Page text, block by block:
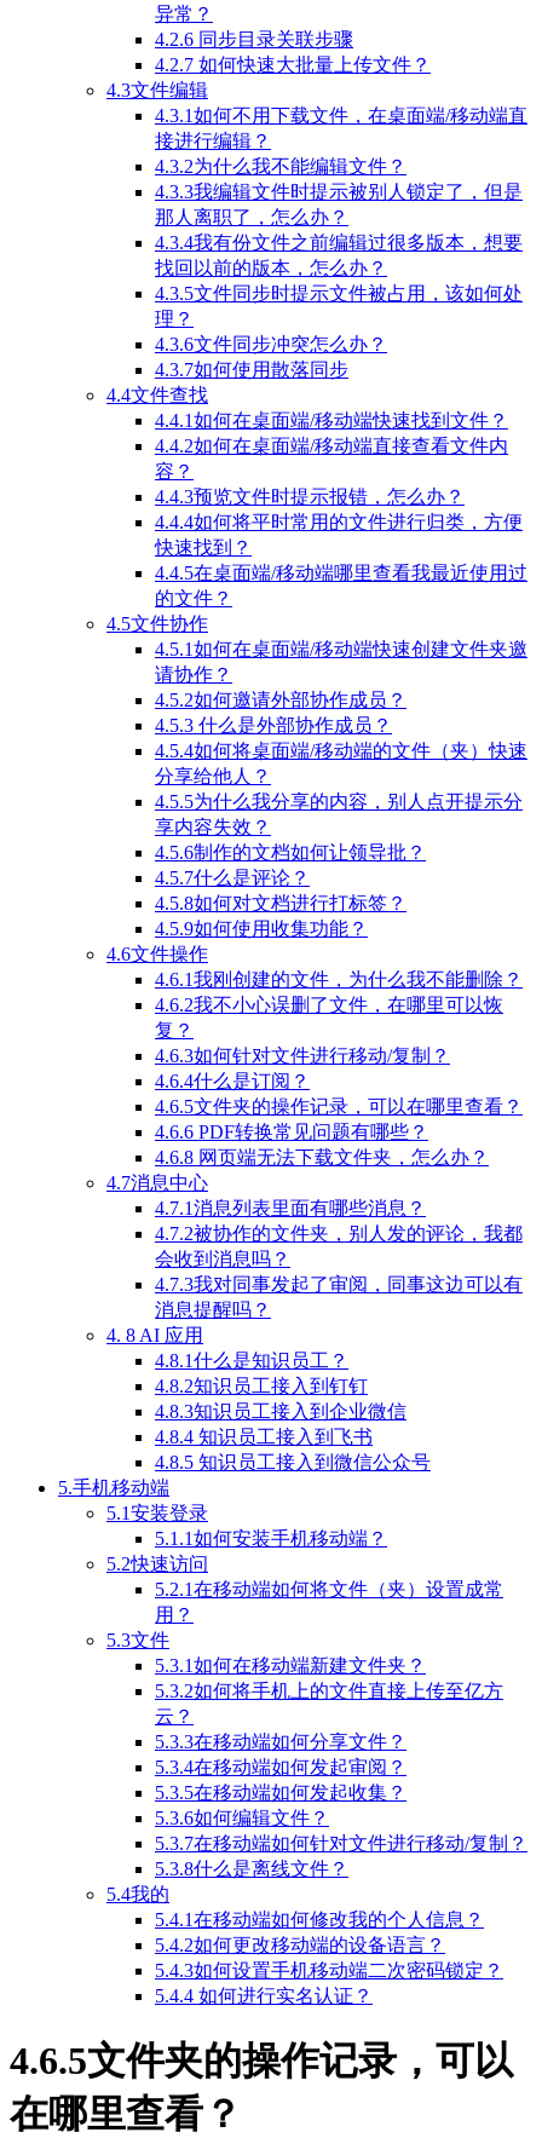
异常？
4.2.6 同步目录关联步骤
4.2.7 如何快速大批量上传文件？
4.3文件编辑
4.3.1如何不用下载文件，在桌面端/移动端直
接进行编辑？
4.3.2为什么我不能编辑文件？
4.3.3我编辑文件时提示被别人锁定了，但是
那人离职了，怎么办？
4.3.4我有份文件之前编辑过很多版本，想要
找回以前的版本，怎么办？
4.3.5文件同步时提示文件被占用，该如何处
理？
4.3.6文件同步冲突怎么办？
4.3.7如何使用散落同步
4.4文件查找
4.4.1如何在桌面端/移动端快速找到文件？
4.4.2如何在桌面端/移动端直接查看文件内
容？
4.4.3预览文件时提示报错，怎么办？
4.4.4如何将平时常用的文件进行归类，方便
快速找到？
4.4.5在桌面端/移动端哪里查看我最近使用过
的文件？
4.5文件协作
4.5.1如何在桌面端/移动端快速创建文件夹邀
请协作？
4.5.2如何邀请外部协作成员？
4.5.3 什么是外部协作成员？
4.5.4如何将桌面端/移动端的文件（夹）快速
分享给他人？
4.5.5为什么我分享的内容，别人点开提示分
享内容失效？
4.5.6制作的文档如何让领导批？
4.5.7什么是评论？
4.5.8如何对文档进行打标签？
4.5.9如何使用收集功能？
4.6文件操作
4.6.1我刚创建的文件，为什么我不能删除？
4.6.2我不小心误删了文件，在哪里可以恢
复？
4.6.3如何针对文件进行移动/复制？
4.6.4什么是订阅？
4.6.5文件夹的操作记录，可以在哪里查看？
4.6.6 PDF转换常见问题有哪些？
4.6.8 网页端无法下载文件夹，怎么办？
4.7消息中心
4.7.1消息列表里面有哪些消息？
4.7.2被协作的文件夹，别人发的评论，我都
会收到消息吗？
4.7.3我对同事发起了审阅，同事这边可以有
消息提醒吗？
4. 8 AI 应用
4.8.1什么是知识员工？
4.8.2知识员工接入到钉钉
4.8.3知识员工接入到企业微信
4.8.4 知识员工接入到飞书
4.8.5 知识员工接入到微信公众号
5.手机移动端
5.1安装登录
5.1.1如何安装手机移动端？
5.2快速访问
5.2.1在移动端如何将文件（夹）设置成常
用？
5.3文件
5.3.1如何在移动端新建文件夹？
5.3.2如何将手机上的文件直接上传至亿方
云？
5.3.3在移动端如何分享文件？
5.3.4在移动端如何发起审阅？
5.3.5在移动端如何发起收集？
5.3.6如何编辑文件？
5.3.7在移动端如何针对文件进行移动/复制？
5.3.8什么是离线文件？
5.4我的
5.4.1在移动端如何修改我的个人信息？
5.4.2如何更改移动端的设备语言？
5.4.3如何设置手机移动端二次密码锁定？
5.4.4 如何进行实名认证？
4.6.5文件夹的操作记录，可以
在哪里查看？